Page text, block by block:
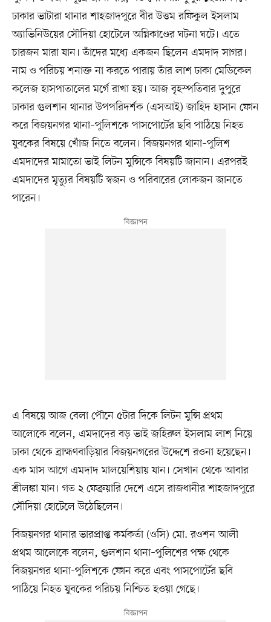
ঢাকার ভাটারা থানার শাহজাদপুরে বীর উত্তম রফিকুল ইসলাম
অ্যাভিনিউয়ের সৌদিয়া হোটেলে অগ্নিকাণ্ডের ঘটনা ঘটে। এতে
চারজন মারা যান। তাঁদের মধ্যে একজন ছিলেন এমদাদ সাগর।
নাম ও পরিচয় শনাক্ত না করতে পারায় তাঁর লাশ ঢাকা মেডিকেল
কলেজ হাসপাতালের মর্গে রাখা হয়। আজ বৃহস্পতিবার দুপুরে
ঢাকার গুলশান থানার উপপরিদর্শক (এসআই) জাহিদ হাসান ফোন
করে বিজয়নগর থানা–পুলিশকে পাসপোর্টের ছবি পাঠিয়ে নিহত
যুবকের বিষয়ে খোঁজ নিতে বলেন। বিজয়নগর থানা–পুলিশ
এমদাদের মামাতো ভাই লিটন মুন্সিকে বিষয়টি জানান। এরপরই
এমদাদের মৃত্যুর বিষয়টি স্বজন ও পরিবারের লোকজন জানতে
পারেন।
এ বিষয়ে আজ বেলা পৌনে ৫টার দিকে লিটন মুন্সি প্রথম
আলোকে বলেন, এমদাদের বড় ভাই জহিরুল ইসলাম লাশ নিয়ে
ঢাকা থেকে ব্রাহ্মণবাড়িয়ার বিজয়নগরের উদ্দেশে রওনা হয়েছেন।
এক মাস আগে এমদাদ মালয়েশিয়ায় যান। সেখান থেকে আবার
শ্রীলঙ্কা যান। গত ২ ফেব্রুয়ারি দেশে এসে রাজধানীর শাহজাদপুরে
সৌদিয়া হোটেলে উঠেছিলেন।
বিজয়নগর থানার ভারপ্রাপ্ত কর্মকর্তা (ওসি) মো. রওশন আলী
প্রথম আলোকে বলেন, গুলশান থানা–পুলিশের পক্ষ থেকে
বিজয়নগর থানা-পুলিশকে ফোন করে এবং পাসপোর্টের ছবি
পাঠিয়ে নিহত যুবকের পরিচয় নিশ্চিত হওয়া গেছে।